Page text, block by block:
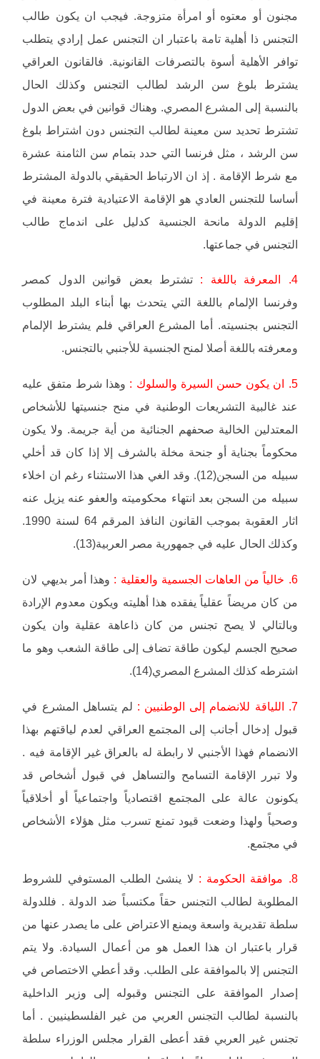
مجنون أو معتوه أو امرأة متزوجة. فيجب ان يكون طالب
التجنس ذا أهلية تامة باعتبار ان التجنس عمل إرادي يتطلب
توافر الأهلية أسوة بالتصرفات القانونية. فالقانون العراقي
يشترط بلوغ سن الرشد لطالب التجنس وكذلك الحال
بالنسبة إلى المشرع المصري. وهناك قوانين في بعض الدول
تشترط تحديد سن معينة لطالب التجنس دون اشتراط بلوغ
سن الرشد ، مثل فرنسا التي حدد بتمام سن الثامنة عشرة
مع شرط الإقامة . إذ ان الارتباط الحقيقي بالدولة المشترط
أساسا للتجنس العادي هو الإقامة الاعتيادية فترة معينة في
إقليم الدولة مانحة الجنسية كدليل على اندماج طالب
التجنس في جماعتها.
4. المعرفة باللغة :
تشترط بعض قوانين الدول كمصر
وفرنسا الإلمام باللغة التي يتحدث بها أبناء البلد المطلوب
التجنس بجنسيته. أما المشرع العراقي فلم يشترط الإلمام
ومعرفته باللغة أصلا لمنح الجنسية للأجنبي بالتجنس.
5. ان يكون حسن السيرة والسلوك :
وهذا شرط متفق عليه
عند غالبية التشريعات الوطنية في منح جنسيتها للأشخاص
المعتدلين الخالية صحفهم الجنائية من أية جريمة. ولا يكون
محكوماً بجناية أو جنحة مخلة بالشرف إلا إذا كان قد أخلي
سبيله من السجن(12). وقد الغي هذا الاستثناء رغم ان اخلاء
سبيله من السجن بعد انتهاء محكوميته والعفو عنه يزيل عنه
اثار العقوبة بموجب القانون النافذ المرقم 64 لسنة 1990.
وكذلك الحال عليه في جمهورية مصر العربية(13).
6. خالياً من العاهات الجسمية والعقلية :
وهذا أمر بديهي لان
من كان مريضاً عقلياً يفقده هذا أهليته ويكون معدوم الإرادة
وبالتالي لا يصح تجنس من كان ذاعاهة عقلية وان يكون
صحيح الجسم ليكون طاقة تضاف إلى طاقة الشعب وهو ما
اشترطه كذلك المشرع المصري(14).
7. اللياقة للانضمام إلى الوطنيين :
لم يتساهل المشرع في
قبول إدخال أجانب إلى المجتمع العراقي لعدم لياقتهم بهذا
الانضمام فهذا الأجنبي لا رابطة له بالعراق غير الإقامة فيه .
ولا تبرر الإقامة التسامح والتساهل في قبول أشخاص قد
يكونون عالة على المجتمع اقتصادياً واجتماعياً أو أخلاقياً
وصحياً ولهذا وضعت قيود تمنع تسرب مثل هؤلاء الأشخاص
في مجتمع.
8. موافقة الحكومة :
لا ينشئ الطلب المستوفي للشروط
المطلوبة لطالب التجنس حقاً مكتسباً ضد الدولة . فللدولة
سلطة تقديرية واسعة ويمنع الاعتراض على ما يصدر عنها من
قرار باعتبار ان هذا العمل هو من أعمال السيادة. ولا يتم
التجنس إلا بالموافقة على الطلب. وقد أعطي الاختصاص في
إصدار الموافقة على التجنس وقبوله إلى وزير الداخلية
بالنسبة لطالب التجنس العربي من غير الفلسطينيين . أما
تجنس غير العربي فقد أعطى القرار مجلس الوزراء سلطة